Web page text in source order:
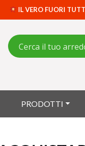
IL VERO FUORI
PRODOTTI